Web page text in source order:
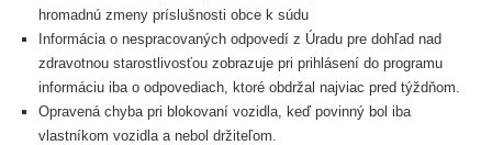
hromadnú zmeny príslušnosti obce k súdu
Informácia o nespracovaných odpovedí z Úradu pre dohľad nad
zdravotnou starostlivosťou zobrazuje pri prihlásení do programu
informáciu iba o odpovediach, ktoré obdržal najviac pred týždňom.
Opravená chyba pri blokovaní vozidla, keď povinný bol iba
vlastníkom vozidla a nebol držiteľom.